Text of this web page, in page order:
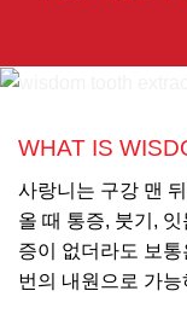
WHAT IS
사랑니는 구강 맨
올 때 통증, 붓기,
증이 없더라도 보
번의 내원으로 가